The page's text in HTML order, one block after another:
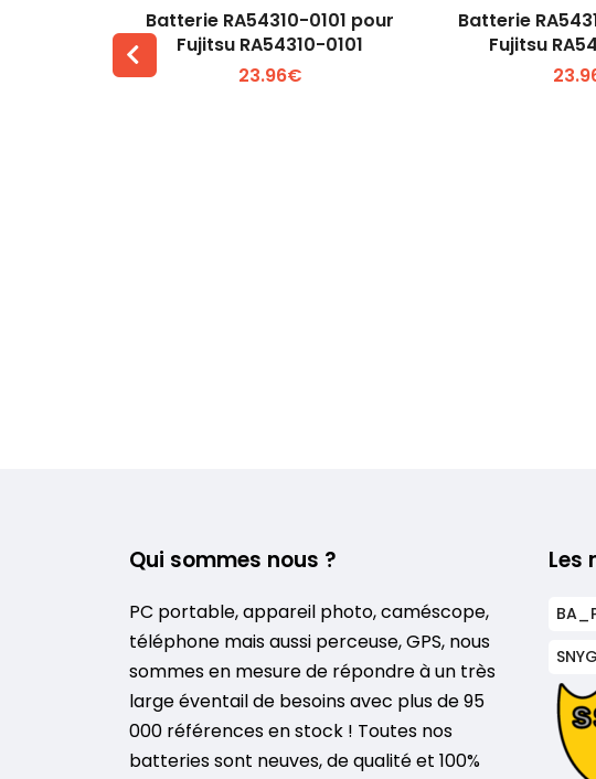
Voir plus +
Batterie RA54310-0101 pour
Fujitsu RA54310-0101
23.96€
Voir
Batterie
Fujitsu
Qui sommes nous ?
PC portable, appareil photo, caméscope,
téléphone mais aussi perceuse, GPS, nous
sommes en mesure de répondre à un très
large éventail de besoins avec plus de 95
000 références en stock ! Toutes nos
batteries sont neuves, de qualité et 100%
Les